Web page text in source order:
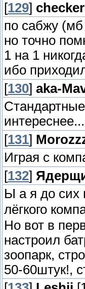
[129]
по сабжу
но точно
1 на 1
ибо
[130] aka-
[131]
Играя с
[132]
Ы а я до сих
лёгкого
Но вот в
настроил
зоопарк,
50-60штук!,